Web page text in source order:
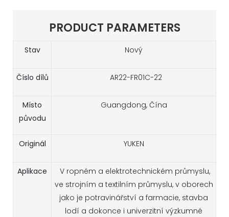
PRODUCT PARAMETERS
Stav Nový
Číslo dílů AR22-FR01C-22
Místo
původu
Guangdong, Čína
Originál YUKEN
Aplikace
V ropném a elektrotechnickém průmyslu,
ve strojním a textilním průmyslu, v oborech
jako je potravinářství a farmacie, stavba
lodí a dokonce i univerzitní výzkumné